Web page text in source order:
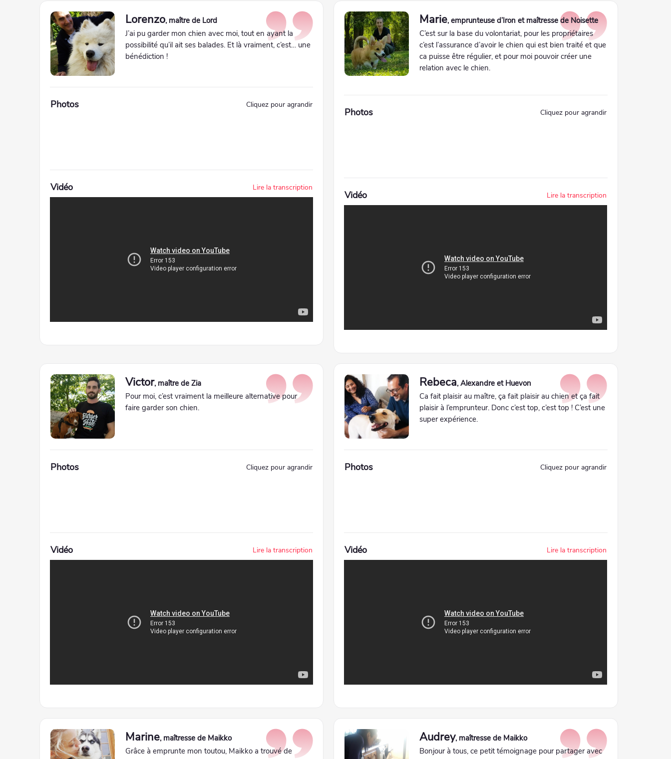
Lorenzo, maître de Lord
J’ai pu garder mon chien avec moi, tout en ayant la
possibilité qu’il ait ses balades. Et là vraiment, c’est… une
bénédiction !
Photos Cliquez pour agrandir
Vidéo Lire la transcription
Marie, emprunteuse d’Iron et maîtresse de Noisette
C’est sur la base du volontariat, pour les propriétaires
c’est l’assurance d’avoir le chien qui est bien traité et que
ca puisse être régulier, et pour moi pouvoir créer une
relation avec le chien.
Photos Cliquez pour agrandir
Vidéo Lire la transcription
Victor, maître de Zia
Pour moi, c’est vraiment la meilleure alternative pour
faire garder son chien.
Photos Cliquez pour agrandir
Vidéo Lire la transcription
Rebeca, Alexandre et Huevon
Ca fait plaisir au maître, ça fait plaisir au chien et ça fait
plaisir à l’emprunteur. Donc c’est top, c’est top ! C’est une
super expérience.
Photos Cliquez pour agrandir
Vidéo Lire la transcription
Marine, maîtresse de Maikko
Grâce à emprunte mon toutou, Maikko a trouvé de
Audrey, maîtresse de Maikko
Bonjour à tous, ce petit témoignage pour partager avec